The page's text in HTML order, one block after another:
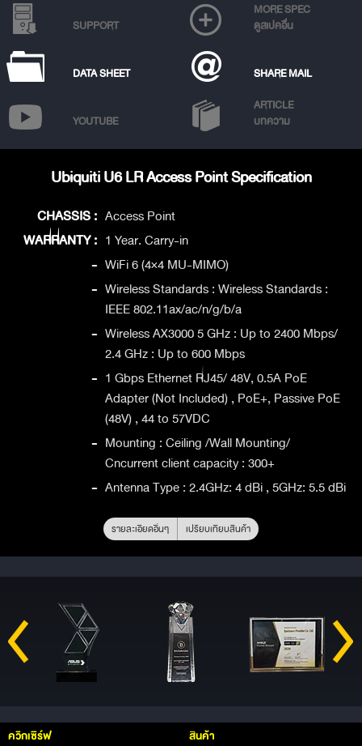
SUPPORT
MORE SPEC
ดูสเปคอื่น
DATA SHEET SHARE MAIL
YOUTUBE
ARTICLE
บทความ
Ubiquiti U6 LR Access Point Specification
CHASSIS : Access Point
WARRANTY : 1 Year. Carry-in
- WiFi 6 (4×4 MU-MIMO)
- Wireless Standards : Wireless Standards :
IEEE 802.11ax/ac/n/g/b/a
- Wireless AX3000 5 GHz : Up to 2400 Mbps/
2.4 GHz : Up to 600 Mbps
- 1 Gbps Ethernet RJ45/ 48V, 0.5A PoE
Adapter (Not Included) , PoE+, Passive PoE
(48V) , 44 to 57VDC
- Mounting : Ceiling /Wall Mounting/
Cncurrent client capacity : 300+
- Antenna Type : 2.4GHz: 4 dBi , 5GHz: 5.5 dBi
รายละเอียดอื่นๆ เปรียบเทียบสินค้า
ควิกเซิร์ฟ สินค้า